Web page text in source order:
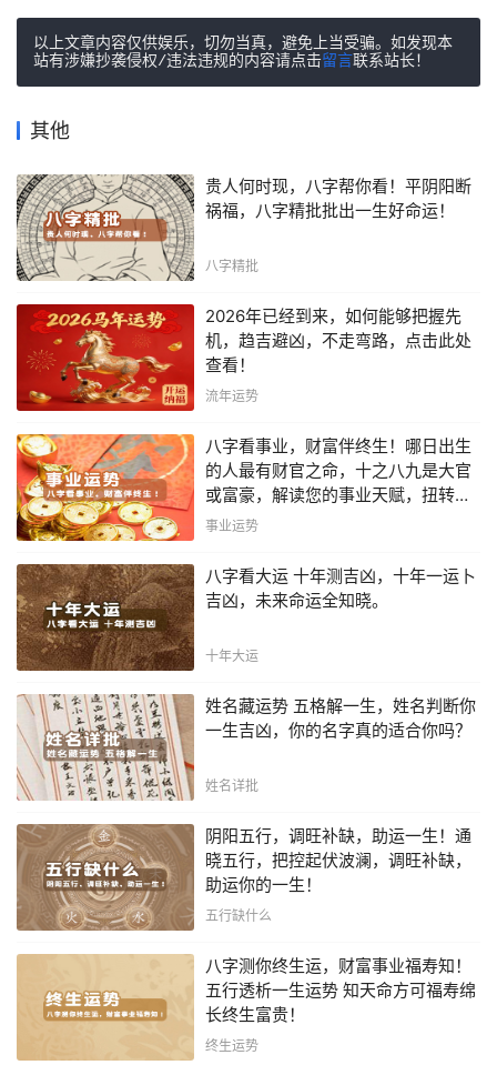
以上文章内容仅供娱乐，切勿当真，避免上当受骗。如发现本
站有涉嫌抄袭侵权/违法违规的内容请点击留言联系站长！
其他
贵人何时现，八字帮你看！平阴阳断
祸福，八字精批批出一生好命运！
八字精批
2026年已经到来，如何能够把握先
机，趋吉避凶，不走弯路，点击此处
查看！
流年运势
八字看事业，财富伴终生！哪日出生
的人最有财官之命，十之八九是大官
或富豪，解读您的事业天赋，扭转当
下不利困局！！
事业运势
八字看大运 十年测吉凶，十年一运卜
吉凶，未来命运全知晓。
十年大运
姓名藏运势 五格解一生，姓名判断你
一生吉凶，你的名字真的适合你吗？
姓名详批
阴阳五行，调旺补缺，助运一生！通
晓五行，把控起伏波澜，调旺补缺，
助运你的一生！
五行缺什么
八字测你终生运，财富事业福寿知！
五行透析一生运势 知天命方可福寿绵
长终生富贵！
终生运势